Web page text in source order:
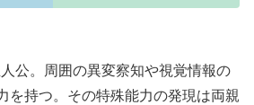
公。周囲の異変察知や視覚情報の
を持つ。その特殊能力の発現は両親